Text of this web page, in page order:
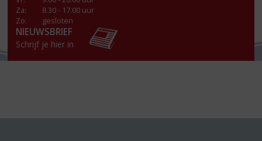
Za:
8.30 - 17.00 uur
Zo:
gesloten
NIEUWSBRIEF
Schrijf je hier in